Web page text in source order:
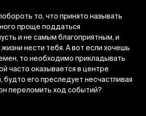
то, что принято называть
проще поддаться
и не самым благоприятным, и
нести тебя. А вот если хочешь
то необходимо прикладывать
часто оказывается в центре
будто его преследует несчастливая
переломить ход событий?
Отправить